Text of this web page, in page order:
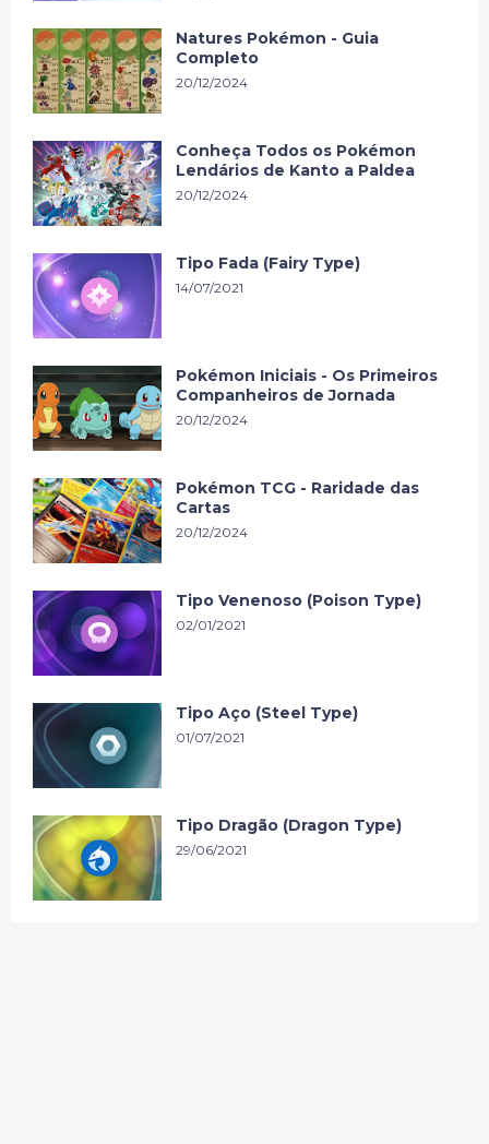
Natures Pokémon - Guia
Completo
20/12/2024
Conheça Todos os Pokémon
Lendários de Kanto a Paldea
20/12/2024
Tipo Fada (Fairy Type)
14/07/2021
Pokémon Iniciais - Os Primeiros
Companheiros de Jornada
20/12/2024
Pokémon TCG - Raridade das
Cartas
20/12/2024
Tipo Venenoso (Poison Type)
02/01/2021
Tipo Aço (Steel Type)
01/07/2021
Tipo Dragão (Dragon Type)
29/06/2021